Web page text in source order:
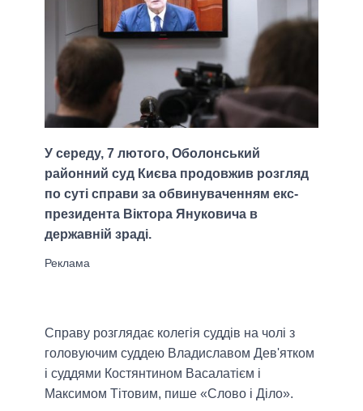
У середу, 7 лютого, Оболонський
районний суд Києва продовжив розгляд
по суті справи за обвинуваченням екс-
президента Віктора Януковича в
державній зраді.
Справу розглядає колегія суддів на чолі з
головуючим суддею Владиславом Дев'ятком
і суддями Костянтином Васалатієм і
Максимом Тітовим, пише «Слово і Діло».